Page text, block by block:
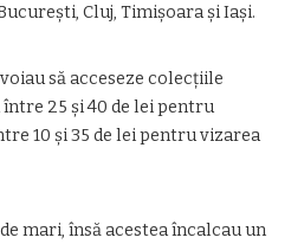
Cluj, Timișoara și Iași.
să acceseze colecțiile
25 și 40 de lei pentru
10 și 35 de lei pentru vizarea
mari, însă acestea încalcau un